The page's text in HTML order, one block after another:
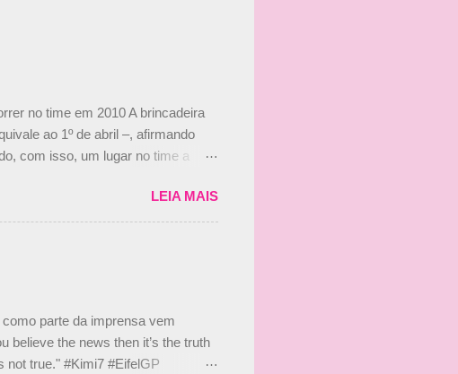
no time em 2010 A brincadeira
ao 1º de abril –, afirmando
com isso, um lugar no time a
de Bruno Senna em 2010. "Na
depois de ter assinado com Bruno
tem nada contra o filho do
LEIA MAIS
parte da imprensa vem
believe the news then it’s the truth
not true." #Kimi7 #EifelGP